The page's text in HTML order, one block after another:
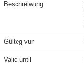
Beschreiwung
Gülteg vun
Valid until